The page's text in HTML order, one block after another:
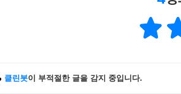
해왔다. 노래는 ‘기억 투쟁’의 수단이
가 된 노래들은 망각에 저항하고, 죽은 자
게 메시업(meshup)한 글쓰기
클린봇이 부적절한 글을 감지 중입니다.